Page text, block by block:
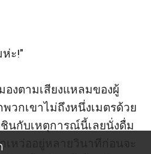
ะ!"
งตามเสียงแหลมของผู้
วกเขาไม่ถึงหนึ่งเมตรด้วย
นกับเหตุการณ์นี้เลยนั่งดื่ม
หว่ออยู่หลายวินาทีก่อนจะ